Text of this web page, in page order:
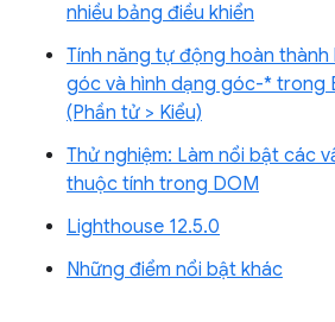
nhiều bảng điều khiển
Tính năng tự động hoàn
góc và hình dạng góc-* trong
(Phần tử > Kiểu)
Thử nghiệm: Làm nổi bật các
thuộc tính trong DOM
Lighthouse 12.5.0
Những điểm nổi bật khác